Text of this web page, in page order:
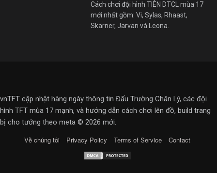
Cách chơi đội hình TIÊN DTCL mùa 17
mới nhất gồm: Vi, Sylas, Rhaast,
Skarner, Jarvan và Leona.
vnTFT cập nhật hàng ngày thông tin Đấu Trường Chân Lý, các đội
hình TFT mùa 17 mạnh, và hướng dẫn cách chơi lên đồ, build trang
bị cho tướng theo meta © 2026 mới.
Về chúng tôi Privacy Policy Terms of Service Contact